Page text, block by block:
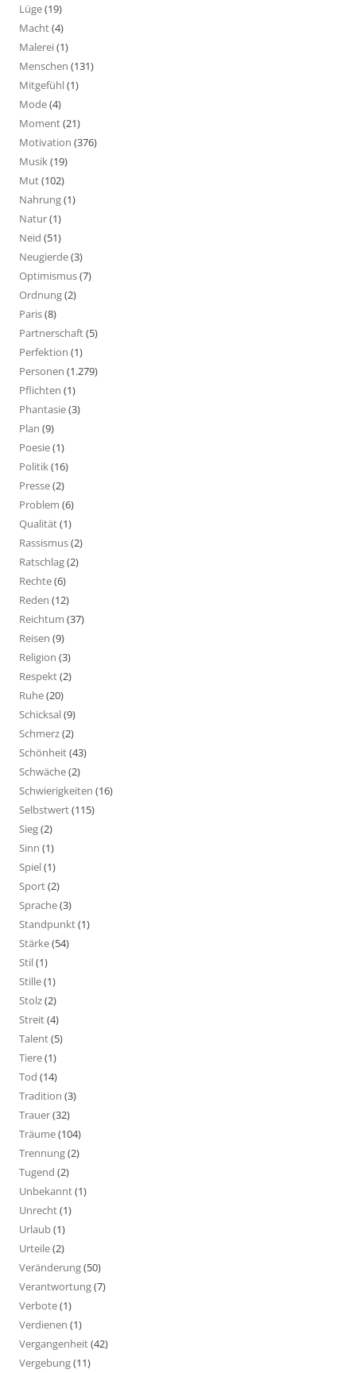
Lüge(19)
Macht(4)
Malerei(1)
Menschen (131)
Mitgefühl(1)
Mode(4)
Moment(21)
Motivation (376)
Musik(19)
Mut(102)
Nahrung(1)
Natur(1)
Neid (51)
Neugierde(3)
Optimismus(7)
Ordnung(2)
Paris(8)
Partnerschaft(5)
Perfektion (1)
Personen (1.279)
Pflichten (1)
Phantasie(3)
Plan (9)
Poesie(1)
Politik(16)
Presse(2)
Problem (6)
Qualität(1)
Rassismus(2)
Ratschlag(2)
Rechte(6)
Reden (12)
Reichtum (37)
Reisen (9)
Religion (3)
Respekt(2)
Ruhe(20)
Schicksal(9)
Schmerz(2)
Schönheit(43)
Schwäche(2)
Schwierigkeiten (16)
Selbstwert(115)
Sieg(2)
Sinn (1)
Spiel(1)
Sport(2)
Sprache(3)
Standpunkt(1)
Stärke(54)
Stil(1)
Stille(1)
Stolz(2)
Streit(4)
Talent(5)
Tiere(1)
Tod (14)
Tradition (3)
Trauer(32)
Träume(104)
Trennung(2)
Tugend (2)
Unbekannt(1)
Unrecht(1)
Urlaub(1)
Urteile(2)
Veränderung(50)
Verantwortung(7)
Verbote(1)
Verdienen (1)
Vergangenheit(42)
Vergebung(11)